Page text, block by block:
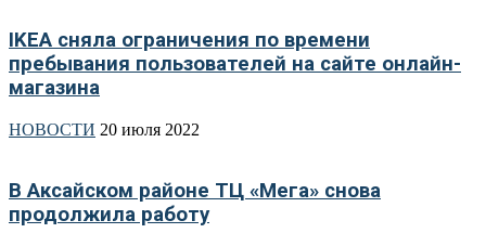
IKEA сняла ограничения по времени
пребывания пользователей на сайте онлайн-
магазина
НОВОСТИ 20 июля 2022
В Аксайском районе ТЦ «Мега» снова
продолжила работу